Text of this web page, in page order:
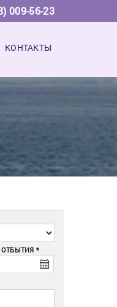
009-56-23
КОНТАКТЫ
ОТБЫТИЯ